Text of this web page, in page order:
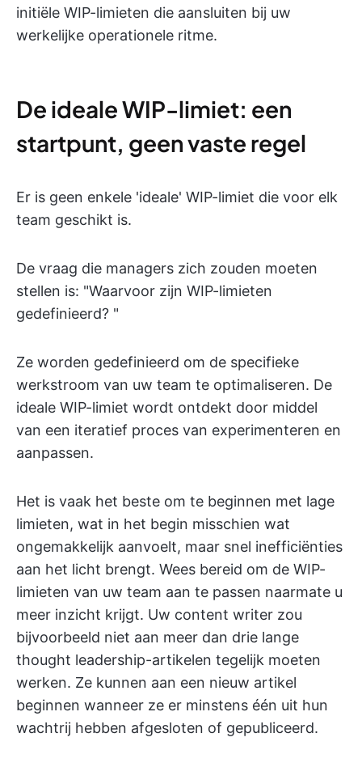
initiële WIP-limieten die aansluiten bij uw
werkelijke operationele ritme.
De ideale WIP-limiet: een
startpunt, geen vaste regel
Er is geen enkele 'ideale' WIP-limiet die voor elk
team geschikt is.
De vraag die managers zich zouden moeten
stellen is: "Waarvoor zijn WIP-limieten
gedefinieerd? "
Ze worden gedefinieerd om de specifieke
werkstroom van uw team te optimaliseren. De
ideale WIP-limiet wordt ontdekt door middel
van een iteratief proces van experimenteren en
aanpassen.
Het is vaak het beste om te beginnen met lage
limieten, wat in het begin misschien wat
ongemakkelijk aanvoelt, maar snel inefficiënties
aan het licht brengt. Wees bereid om de WIP-
limieten van uw team aan te passen naarmate u
meer inzicht krijgt. Uw content writer zou
bijvoorbeeld niet aan meer dan drie lange
thought leadership-artikelen tegelijk moeten
werken. Ze kunnen aan een nieuw artikel
beginnen wanneer ze er minstens één uit hun
wachtrij hebben afgesloten of gepubliceerd.